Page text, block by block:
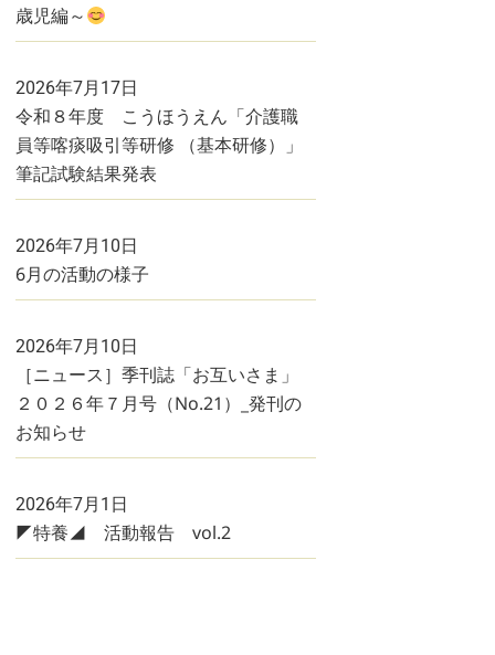
歳児編～
2026年7月17日
令和８年度 こうほうえん「介護職
員等喀痰吸引等研修 （基本研修）」
筆記試験結果発表
2026年7月10日
6月の活動の様子
2026年7月10日
［ニュース］季刊誌「お互いさま」
２０２６年７月号（No.21）_発刊の
お知らせ
2026年7月1日
◤特養◢ 活動報告 vol.2